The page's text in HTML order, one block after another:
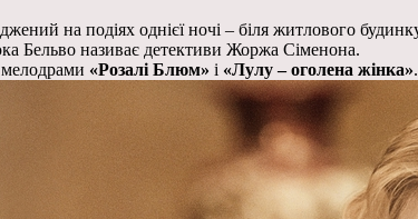
на подіях однієї ночі – біля житлового
Бельво називає детективи Жоржа Сіменона.
мелодрами «Розалі Блюм» і «Лулу – оголена жінка».